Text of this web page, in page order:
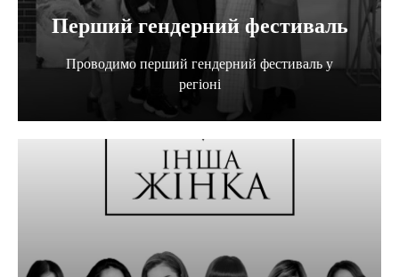
Перший гендерний фестиваль
Проводимо перший гендерний фестиваль у
регіоні